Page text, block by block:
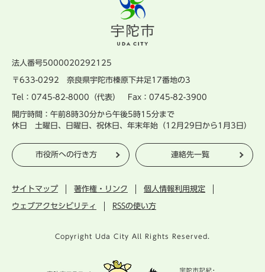
法人番号5000020292125
〒633-0292 奈良県宇陀市榛原下井足17番地の3
Tel：0745-82-8000（代表） Fax：0745-82-3900
開庁時間：午前8時30分から午後5時15分まで
休日 土曜日、日曜日、祝休日、年末年始（12月29日から1月3日）
市役所への行き方 連絡先一覧
サイトマップ 著作権・リンク 個人情報利用規定
ウェブアクセシビリティ RSSの使い方
Copyright Uda City All Rights Reserved.